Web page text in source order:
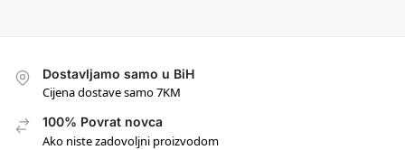
Dostavljamo samo u BiH
Cijena dostave samo 7KM
100% Povrat novca
Ako niste zadovoljni proizvodom